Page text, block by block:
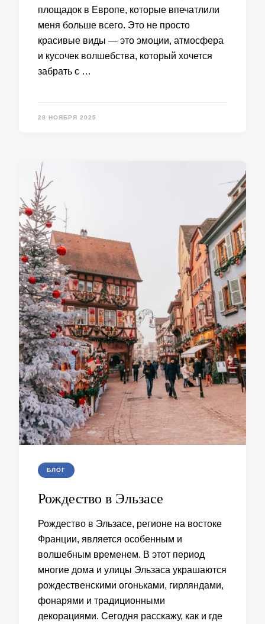
площадок в Европе, которые впечатлили
меня больше всего. Это не просто
красивые виды — это эмоции, атмосфера
и кусочек волшебства, который хочется
забрать с …
28 НОЯБРЯ 2025
БЛОГ
Рождество в Эльзасе
Рождество в Эльзасе, регионе на востоке
Франции, является особенным и
волшебным временем. В этот период
многие дома и улицы Эльзаса украшаются
рождественскими огоньками, гирляндами,
фонарями и традиционными
декорациями. Сегодня расскажу, как и где